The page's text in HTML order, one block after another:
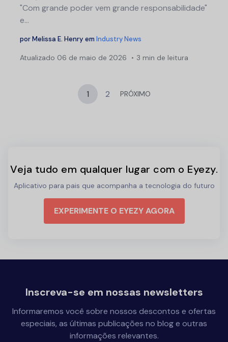
"Com grande poder vem grande responsabilidade"
e...
porMelissa E. Henry em Industry News
Atualizado 06 de maio de 2026 3 min de leitura
1 2 PRÓXIMO
Veja tudo em qualquer lugar com o Eyezy.
Aplicativo para pais que acompanha a tecnologia do futuro
EXPERIMENTE O EYEZY AGORA
Inscreva-se em nossas newsletters
Informaremos você sobre nossos descontos e ofertas
especiais, as últimas publicações no blog e outras
informações relevantes.